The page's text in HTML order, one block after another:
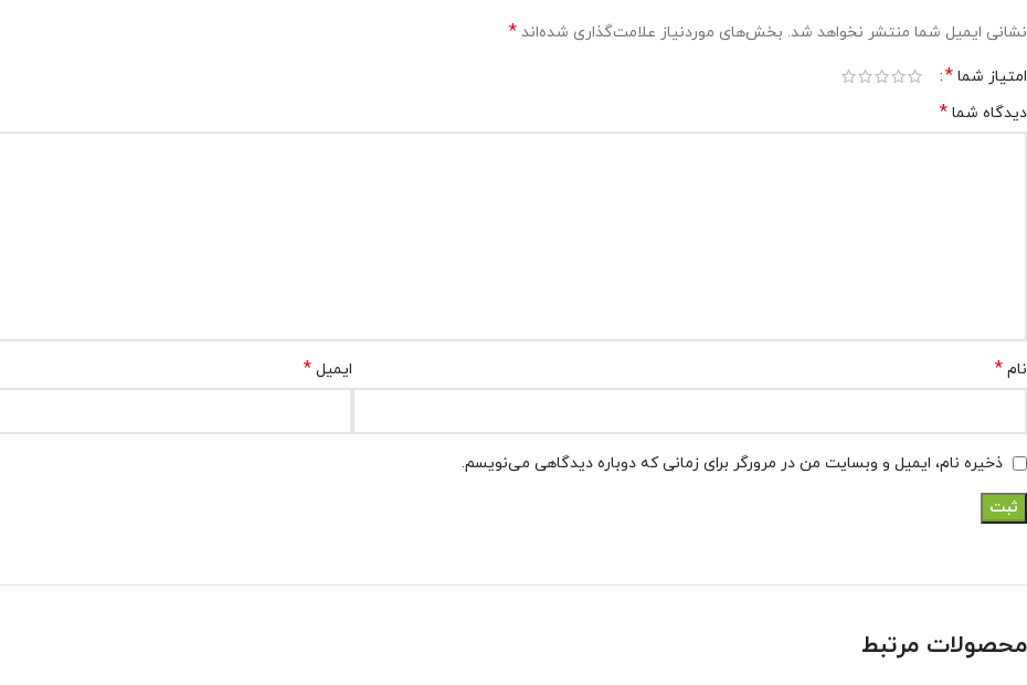
نشانی ایمیل شما منتشر نخواهد شد. بخش‌های موردنیاز علامت‌گذاری شده‌اند *
امتیاز شما *
دیدگاه شما *
نام * ایمیل *
ذخیره نام، ایمیل و وبسایت من در مرورگر برای زمانی که دوباره دیدگاهی می‌نویسم.
محصولات مرتبط